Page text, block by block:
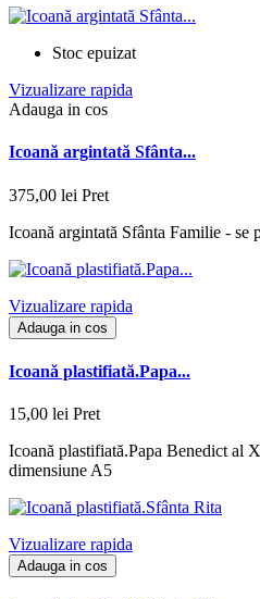
Stoc epuizat
Vizualizare rapida
Adauga in cos
Icoană argintată Sfânta...
375,00 lei Pret
Icoană argintată Sfânta Familie - se
Vizualizare rapida
Adauga in cos
Icoană plastifiată.Papa...
15,00 lei Pret
Icoană plastifiată.Papa Benedict al
dimensiune A5
Vizualizare rapida
Adauga in cos